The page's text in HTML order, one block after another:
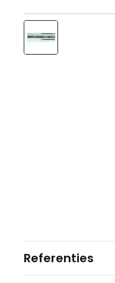
Referenties